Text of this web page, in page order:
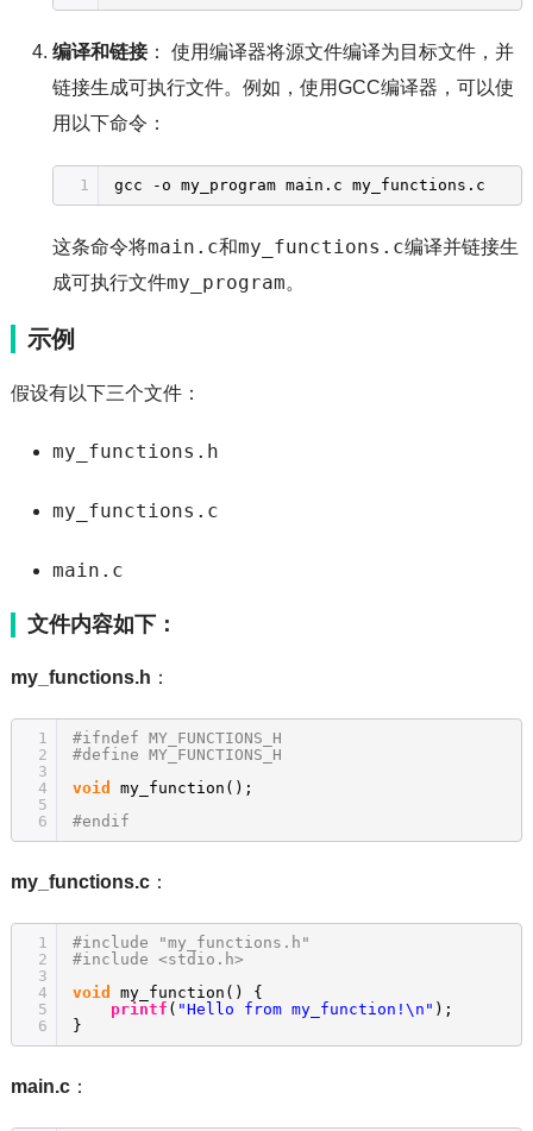
编译和链接： 使用编译器将源文件编译为目标文件，并
链接生成可执行文件。例如，使用GCC编译器，可以使
用以下命令：
1 gcc -o my_program main.c my_functions.c
这条命令将main.c和my_functions.c编译并链接生
成可执行文件my_program。
示例
假设有以下三个文件：
my_functions.h
my_functions.c
main.c
文件内容如下：
my_functions.h ：
1
2
3
4
5
6
#ifndef MY_FUNCTIONS_H
#define MY_FUNCTIONS_H
void
my_function();
#endif
my_functions.c：
1
2
3
4
5
6
#include "my_functions.h"
#include <stdio.h>
void
my_function() {
printf ( "Hello from my_function!\n" );
}
main.c：